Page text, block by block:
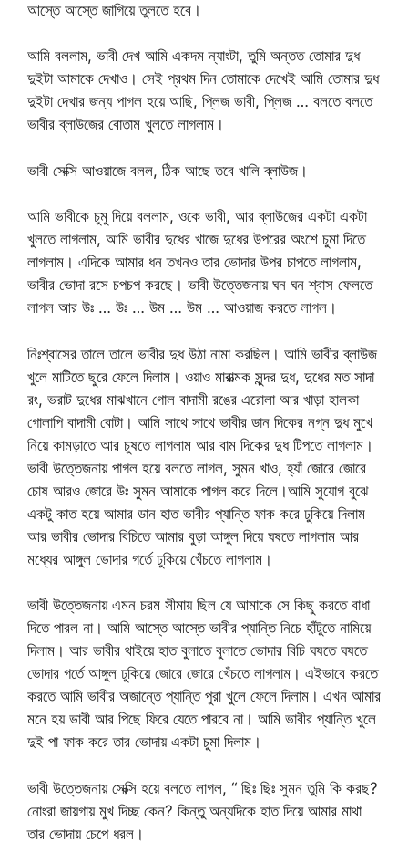
আস্তে আস্তে জাগিয়ে তুলতে হবে।
আমি বললাম, ভাবী দেখ আমি একদম ন্যাংটা, তুমি অন্তত তোমার দুধ
দুইটা আমাকে দেখাও। সেই প্রথম দিন তোমাকে দেখেই আমি তোমার দুধ
দুইটা দেখার জন্য পাগল হয়ে আছি, প্লিজ ভাবী, প্লিজ … বলতে বলতে
ভাবীর ব্লাউজের বোতাম খুলতে লাগলাম।
ভাবী সেক্সি আওয়াজে বলল, ঠিক আছে তবে খালি ব্লাউজ।
আমি ভাবীকে চুমু দিয়ে বললাম, ওকে ভাবী, আর ব্লাউজের একটা একটা
খুলতে লাগলাম, আমি ভাবীর দুধের খাজে দুধের উপরের অংশে চুমা দিতে
লাগলাম। এদিকে আমার ধন তখনও তার ভোদার উপর চাপতে লাগলাম,
ভাবীর ভোদা রসে চপচপ করছে। ভাবী উত্তেজনায় ঘন ঘন শ্বাস ফেলতে
লাগল আর উঃ … উঃ … উম … উম … আওয়াজ করতে লাগল।
নিঃশ্বাসের তালে তালে ভাবীর দুধ উঠা নামা করছিল। আমি ভাবীর ব্লাউজ
খুলে মাটিতে ছুরে ফেলে দিলাম। ওয়াও মারাত্মক সুন্দর দুধ, দুধের মত সাদা
রং, ভরাট দুধের মাঝখানে গোল বাদামী রঙের এরোলা আর খাড়া হালকা
গোলাপি বাদামী বোটা। আমি সাথে সাথে ভাবীর ডান দিকের নগ্ন দুধ মুখে
নিয়ে কামড়াতে আর চুষতে লাগলাম আর বাম দিকের দুধ টিপতে লাগলাম।
ভাবী উত্তেজনায় পাগল হয়ে বলতে লাগল, সুমন খাও, হ্যাঁ জোরে জোরে
চোষ আরও জোরে উঃ সুমন আমাকে পাগল করে দিলে।আমি সুযোগ বুঝে
একটু কাত হয়ে আমার ডান হাত ভাবীর প্যান্তি ফাক করে ঢুকিয়ে দিলাম
আর ভাবীর ভোদার বিচিতে আমার বুড়া আঙ্গুল দিয়ে ঘষতে লাগলাম আর
মধ্যের আঙ্গুল ভোদার গর্তে ঢুকিয়ে খেঁচতে লাগলাম।
ভাবী উত্তেজনায় এমন চরম সীমায় ছিল যে আমাকে সে কিছু করতে বাধা
দিতে পারল না। আমি আস্তে আস্তে ভাবীর প্যান্তি নিচে হাঁটুতে নামিয়ে
দিলাম। আর ভাবীর থাইয়ে হাত বুলাতে বুলাতে ভোদার বিচি ঘষতে ঘষতে
ভোদার গর্তে আঙ্গুল ঢুকিয়ে জোরে জোরে খেঁচতে লাগলাম। এইভাবে করতে
করতে আমি ভাবীর অজান্তে প্যান্তি পুরা খুলে ফেলে দিলাম। এখন আমার
মনে হয় ভাবী আর পিছে ফিরে যেতে পারবে না। আমি ভাবীর প্যান্তি খুলে
দুই পা ফাক করে তার ভোদায় একটা চুমা দিলাম।
ভাবী উত্তেজনায় সেক্সি হয়ে বলতে লাগল, “ ছিঃ ছিঃ সুমন তুমি কি করছ?
নোংরা জায়গায় মুখ দিচ্ছ কেন? কিন্তু অন্যদিকে হাত দিয়ে আমার মাথা
তার ভোদায় চেপে ধরল।